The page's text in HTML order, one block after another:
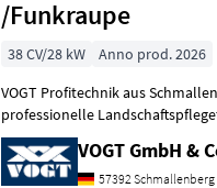
/Funkraupe
38 CV/28 kW
Anno prod. 2026
VOGT Profitechnik aus
professionelle Landschaftspflegetechnik = Mehrere
100 Servicepartner in Deutsch
VOGT GmbH &
57392 Schmallenberg